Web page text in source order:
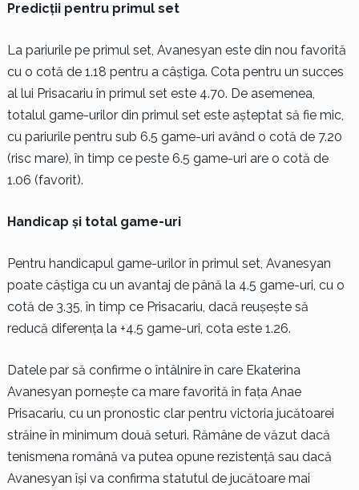
Predicții pentru primul set
La pariurile pe primul set, Avanesyan este din nou favorită
cu o cotă de 1.18 pentru a câștiga. Cota pentru un succes
al lui Prisacariu în primul set este 4.70. De asemenea,
totalul game-urilor din primul set este așteptat să fie mic,
cu pariurile pentru sub 6.5 game-uri având o cotă de 7.20
(risc mare), în timp ce peste 6.5 game-uri are o cotă de
1.06 (favorit).
Handicap și total game-uri
Pentru handicapul game-urilor în primul set, Avanesyan
poate câștiga cu un avantaj de până la 4.5 game-uri, cu o
cotă de 3.35, în timp ce Prisacariu, dacă reușește să
reducă diferența la +4.5 game-uri, cota este 1.26.
Datele par să confirme o întâlnire în care Ekaterina
Avanesyan pornește ca mare favorită în fața Anae
Prisacariu, cu un pronostic clar pentru victoria jucătoarei
străine în minimum două seturi. Rămâne de văzut dacă
tenismena română va putea opune rezistență sau dacă
Avanesyan își va confirma statutul de jucătoare mai